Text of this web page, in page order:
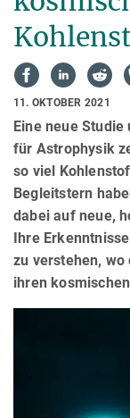
11. OKTOBER 2021
Eine neue
für Astrophysik
so viel
Begleitstern
dabei auf neue,
Ihre
zu verstehen, wo
ihren